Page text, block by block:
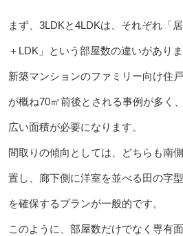
まず、3LDKと4LDKは、それぞれ「
＋LDK」という部屋数の違いがありま
新築マンションのファミリー向け住
が概ね70㎡前後とされる事例が多く
広い面積が必要になります。
間取りの傾向としては、どちらも南
置し、廊下側に洋室を並べる田の字
を確保するプランが一般的です。
このように、部屋数だけでなく専有